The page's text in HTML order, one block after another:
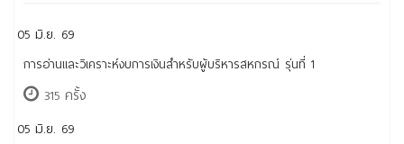
05 มิ.ย. 69
การอ่านและวิเคราะห์งบการเงินสำหรับผู้บริหารสหกรณ์ รุ่นที่ 1
315 ครั้ง
05 มิ.ย. 69